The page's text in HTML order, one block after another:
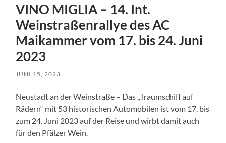
VINO MIGLIA – 14. Int.
Weinstraßenrallye des AC
Maikammer vom 17. bis 24. Juni
2023
JUNI 15, 2023
Neustadt an der Weinstraße – Das „Traumschiff auf
Rädern“ mit 53 historischen Automobilen ist vom 17. bis
zum 24. Juni 2023 auf der Reise und wirbt damit auch
für den Pfälzer Wein.